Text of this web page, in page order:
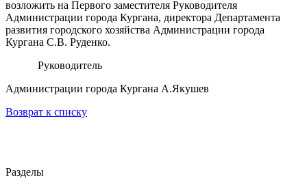
возложить на Первого заместителя Руководителя
Администрации города Кургана, директора Департамента
развития городского хозяйства Администрации города
Кургана С.В. Руденко.
Руководитель
Администрации города Кургана А.Якушев
Возврат к списку
Разделы